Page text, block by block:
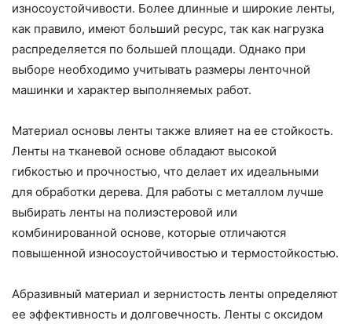
износоустойчивости. Более длинные и широкие ленты,
как правило, имеют больший ресурс, так как нагрузка
распределяется по большей площади. Однако при
выборе необходимо учитывать размеры ленточной
машинки и характер выполняемых работ.
Материал основы ленты также влияет на ее стойкость.
Ленты на тканевой основе обладают высокой
гибкостью и прочностью, что делает их идеальными
для обработки дерева. Для работы с металлом лучше
выбирать ленты на полиэстеровой или
комбинированной основе, которые отличаются
повышенной износоустойчивостью и термостойкостью.
Абразивный материал и зернистость ленты определяют
ее эффективность и долговечность. Ленты с оксидом